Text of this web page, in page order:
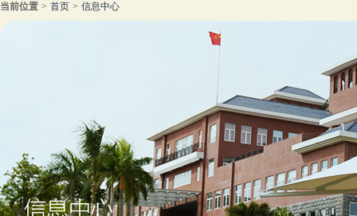
当前位置 > 首页 > 信息中心